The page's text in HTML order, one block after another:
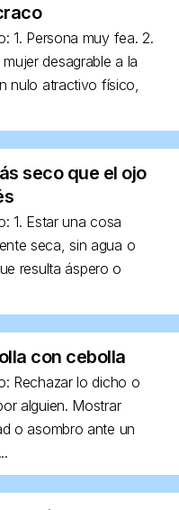
1. Persona muy fea. 2.
desagrable a la
nulo atractivo físico,
seco que el ojo
1. Estar una cosa
seca, sin agua o
resulta áspero o
con cebolla
Rechazar lo dicho o
alguien. Mostrar
o asombro ante un